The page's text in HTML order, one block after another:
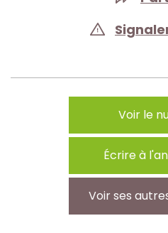
Voir le
Écrire à
Voir ses